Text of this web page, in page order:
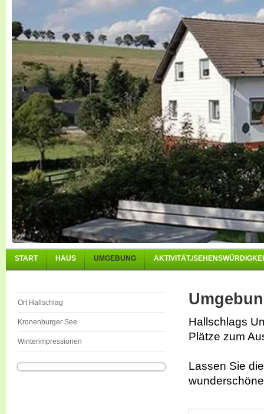
START HAUS UMGEBUNG AKTIVITÄT./
Ort Hallschlag
Kronenburger See
Winterimpressionen
Hallschlags
Plätze zum
Lassen Sie